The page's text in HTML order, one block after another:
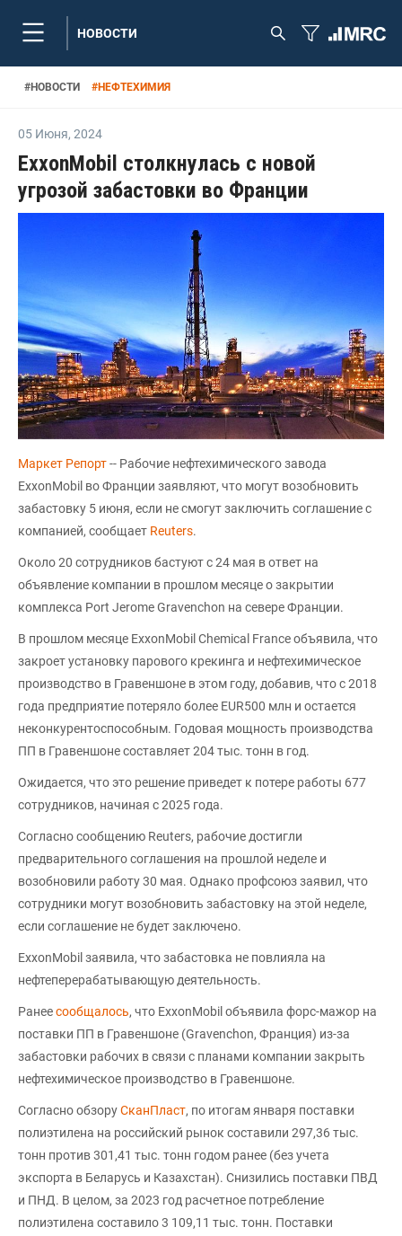
НОВОСТИ
#НОВОСТИ #НЕФТЕХИМИЯ
05 Июня, 2024
ExxonMobil столкнулась с новой
угрозой забастовки во Франции
Маркет Репорт-- Рабочие нефтехимического завода
ExxonMobil во Франции заявляют, что могут возобновить
забастовку 5 июня, если не смогут заключить соглашение с
компанией, сообщает Reuters.
Около 20 сотрудников бастуют с 24 мая в ответ на
объявление компании в прошлом месяце о закрытии
комплекса Port Jerome Gravenchon на севере Франции.
В прошлом месяце ExxonMobil Chemical France объявила, что
закроет установку парового крекинга и нефтехимическое
производство в Гравеншоне в этом году, добавив, что с 2018
года предприятие потеряло более EUR500 млн и остается
неконкурентоспособным. Годовая мощность производства
ПП в Гравеншоне составляет 204 тыс. тонн в год.
Ожидается, что это решение приведет к потере работы 677
сотрудников, начиная с 2025 года.
Согласно сообщению Reuters, рабочие достигли
предварительного соглашения на прошлой неделе и
возобновили работу 30 мая. Однако профсоюз заявил, что
сотрудники могут возобновить забастовку на этой неделе,
если соглашение не будет заключено.
ExxonMobil заявила, что забастовка не повлияла на
нефтеперерабатывающую деятельность.
Ранеесообщалось, что ExxonMobil объявила форс-мажор на
поставки ПП в Гравеншоне (Gravenchon, Франция) из-за
забастовки рабочих в связи с планами компании закрыть
нефтехимическое производство в Гравеншоне.
Согласно обзоруСканПласт, по итогам января поставки
полиэтилена на российский рынок составили 297,36 тыс.
тонн против 301,41 тыс. тонн годом ранее (без учета
экспорта в Беларусь и Казахстан). Снизились поставки ПВД
и ПНД. В целом, за 2023 год расчетное потребление
полиэтилена составило 3 109,11 тыс. тонн. Поставки